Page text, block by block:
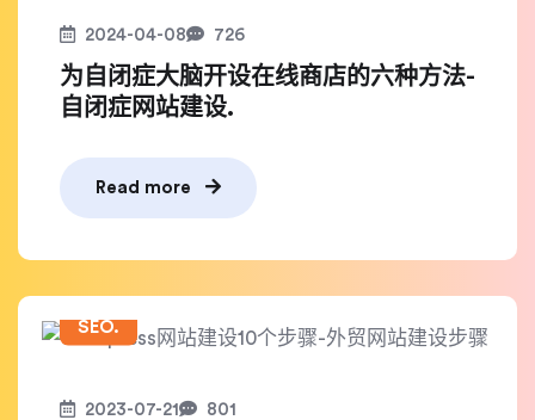
2024-04-08 726
为自闭症大脑开设在线商店的六种方法-
自闭症网站建设.
Read more
SEO.
2023-07-21 801